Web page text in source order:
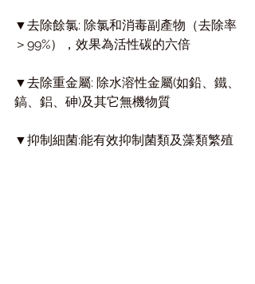
▼去除餘氯: 除氯和消毒副產物（去除率
＞99%），效果為活性碳的六倍
▼去除重金屬: 除水溶性金屬(如鉛、鐵、
鎬、鋁、砷)及其它無機物質
▼抑制細菌:能有效抑制菌類及藻類繁殖